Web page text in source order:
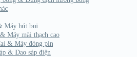
Máy hút bụi
Máy mài thạch cao
& Máy đóng pin
& Dao sáp điện